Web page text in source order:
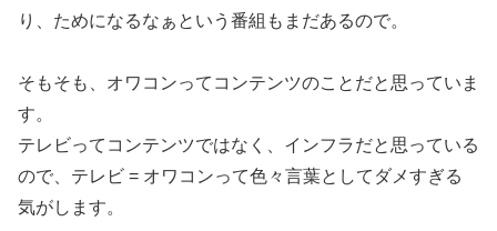
り、ためになるなぁという番組もまだあるので。
そもそも、オワコンってコンテンツのことだと思っていま
す。
テレビってコンテンツではなく、インフラだと思っている
ので、テレビ = オワコンって色々言葉としてダメすぎる
気がします。